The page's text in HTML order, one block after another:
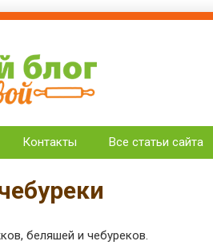
Крикуновой
меню
Контакты Все статьи сайта
беляшей и чебуреков.